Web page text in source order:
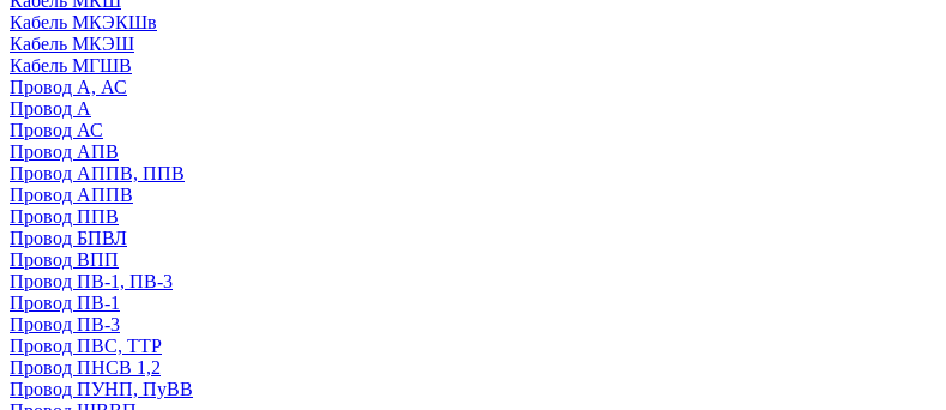
Кабель МКЭКШв
Кабель МКЭШ
Кабель МГШВ
Провод А, АС
Провод А
Провод АС
Провод АПВ
Провод АППВ, ППВ
Провод АППВ
Провод ППВ
Провод БПВЛ
Провод ВПП
Провод ПВ-1, ПВ-3
Провод ПВ-1
Провод ПВ-3
Провод ПВС, ТТР
Провод ПНСВ 1,2
Провод ПУНП, ПуВВ